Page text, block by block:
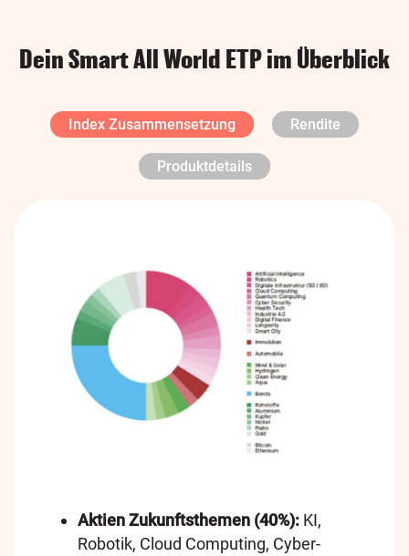
Dein Smart All World ETP im Überblick
Index Zusammensetzung Rendite
Produktdetails
Aktien Zukunftsthemen (40%): KI,
Robotik, Cloud Computing, Cyber-